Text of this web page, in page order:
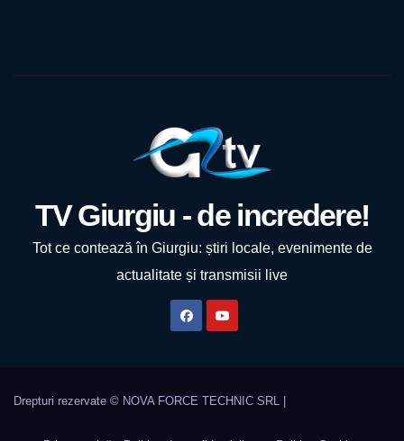
TV Giurgiu - de incredere!
Tot ce contează în Giurgiu: știri locale, evenimente de
actualitate și transmisii live